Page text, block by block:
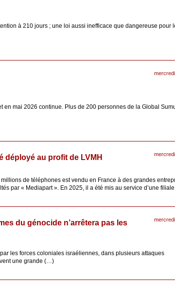
à 210 jours ; une loi aussi inefficace que dangereuse pour
en mai 2026 continue. Plus de 200 personnes de la Global
déployé au profit de LVMH
de téléphones est vendu en France à des grandes
par « Mediapart ». En 2025, il a été mis au service d’une
du génocide n’arrêtera pas les
les forces coloniales israéliennes, dans plusieurs attaques
une grande (…)